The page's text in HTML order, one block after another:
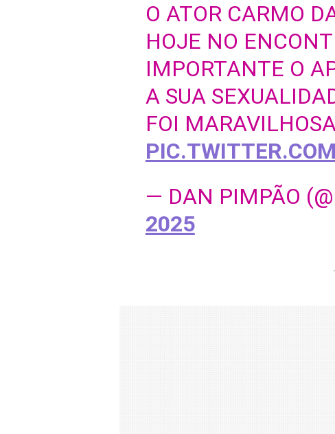
O ATOR CARMO
HOJE NO
IMPORTANTE O
A SUA
FOI
— DAN PIMPÃO
2025